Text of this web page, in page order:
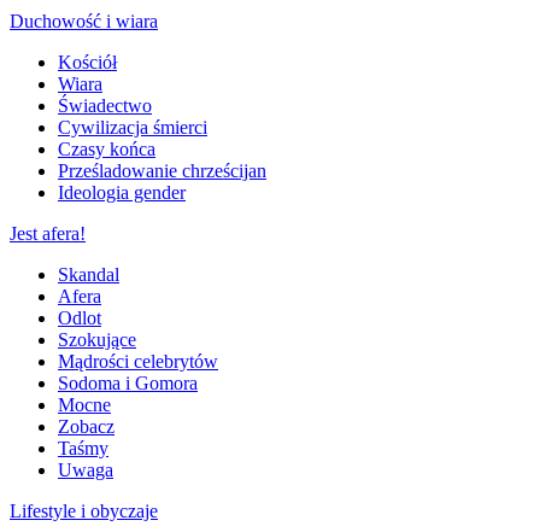
Duchowość i wiara
Kościół
Wiara
Świadectwo
Cywilizacja śmierci
Czasy końca
Prześladowanie chrześcijan
Ideologia gender
Jest afera!
Skandal
Afera
Odlot
Szokujące
Mądrości celebrytów
Sodoma i Gomora
Mocne
Zobacz
Taśmy
Uwaga
Lifestyle i obyczaje